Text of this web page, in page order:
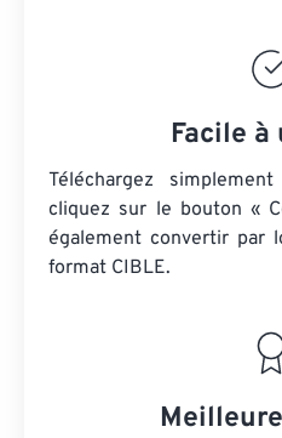
Facile
Téléchargez
cliquez sur le bouton «
également convertir par
format CIBLE.